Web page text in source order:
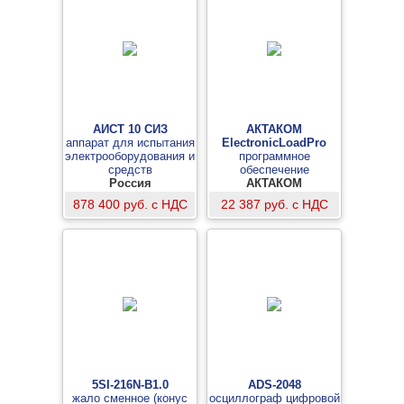
АИСТ 10 СИЗ
аппарат для испытания
электрооборудования и
средств
индивидуальной
защиты (СИЗ) в
комплекте с ванночкой
Россия
878 400 руб. с НДС
АКТАКОМ
ElectronicLoadPro
программное
обеспечение
АКТАКОМ
22 387 руб. с НДС
5SI-216N-B1.0
жало сменное (конус
ADS-2048
осциллограф цифровой